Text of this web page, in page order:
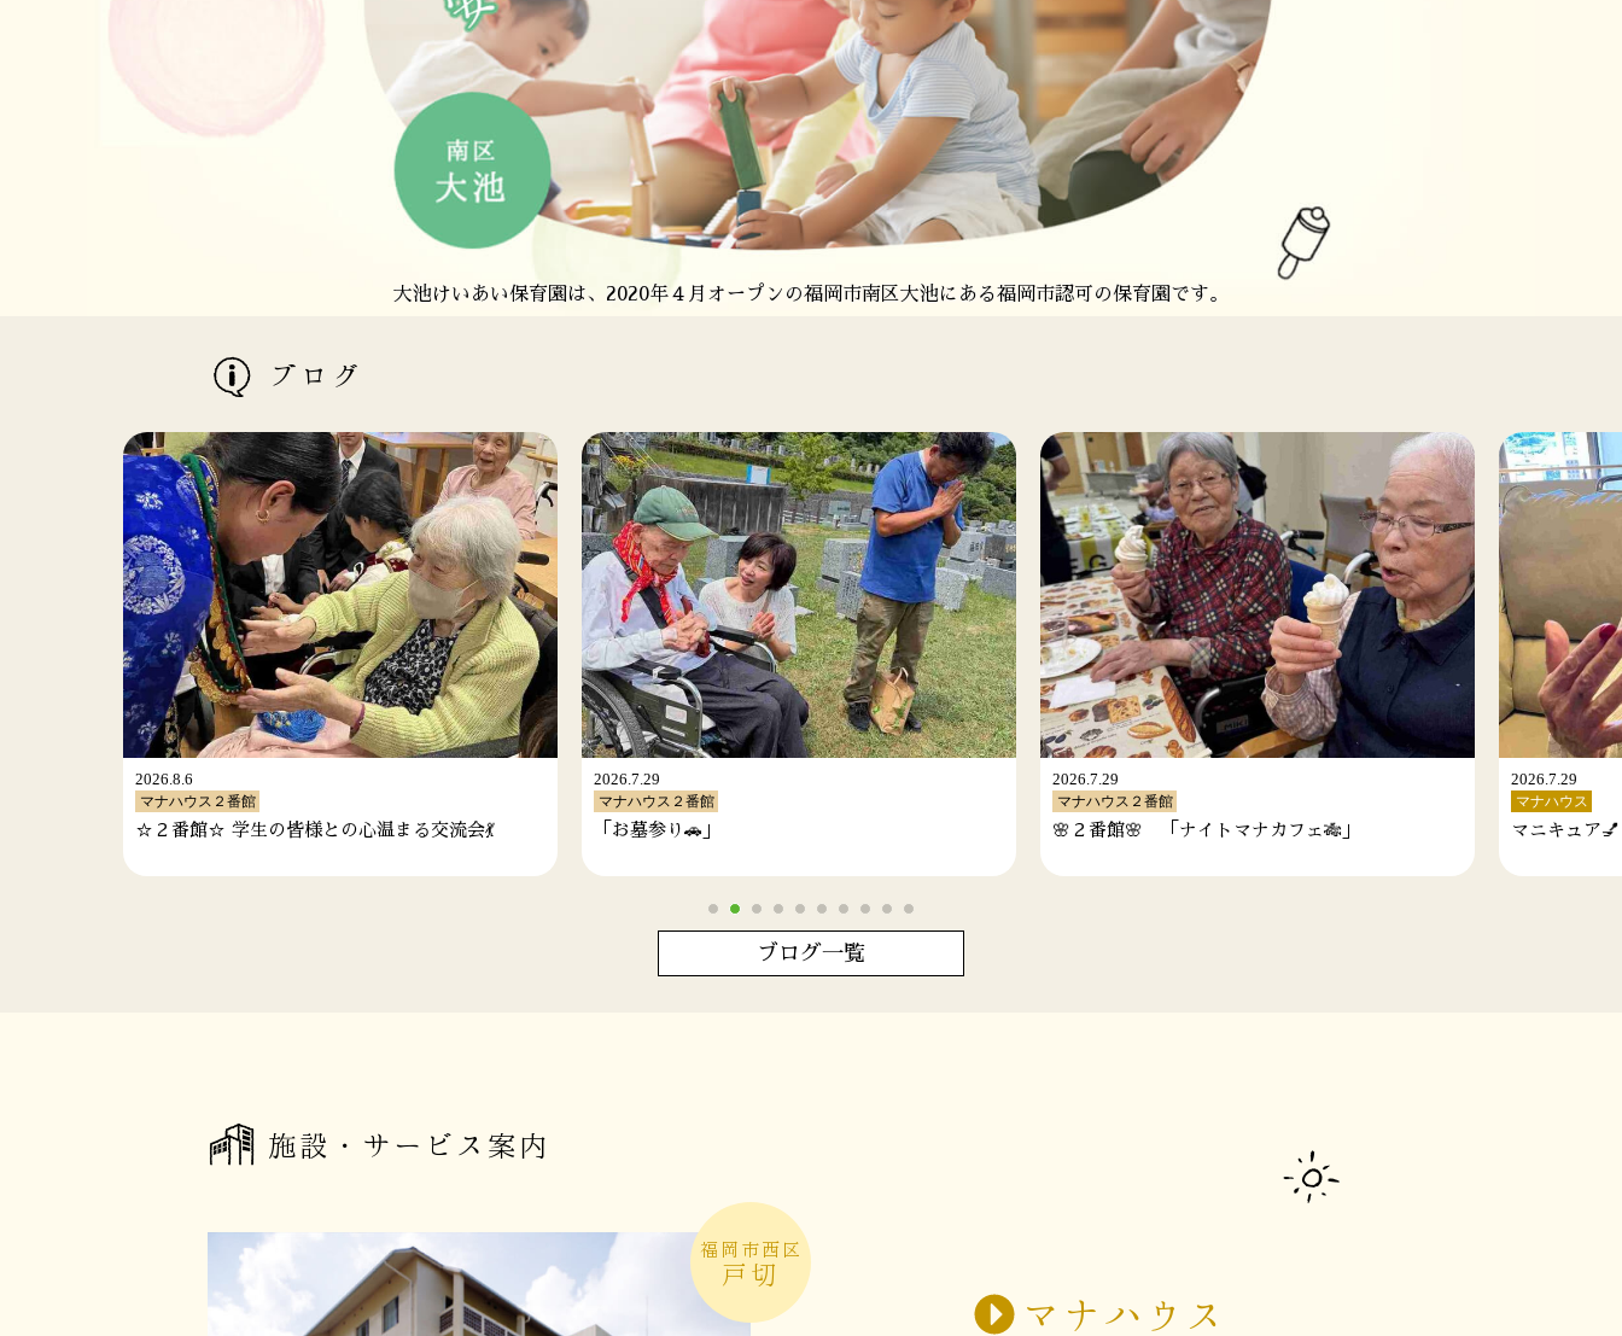
愛宕けいあい保育園は、2020年４月オープンの福岡市西区愛宕にある福岡市認可の保育園です。
さわら福祉会は、福岡市西区に全室個室の特別養護 老人ホームを中心とした老人福祉施設を運営しています。
大池けいあい保育園は、2020年４月オープンの福岡市南区大池にある福岡市認可の保育園です。
老人ホームを中心とした老人福祉施設を運営しています。
ブログ
2026.7.29
マナハウス２番館
「お墓参り🚗」
2026.7.29
マナハウス２番館
🌸２番館🌸 「ナイトマナカフェ🎋」
2026.7.29
マナハウス
マニキュア💅
2026.7.21
マナハウス
✨願い事叶え✨
ブログ一覧
施設・サービス案内
福岡市西区
戸切
マナハウス